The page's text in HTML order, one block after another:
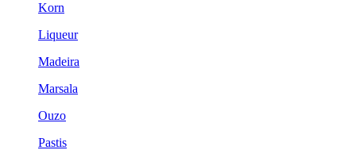
Korn
Liqueur
Madeira
Marsala
Ouzo
Pastis